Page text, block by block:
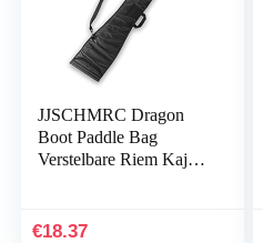
JJSCHMRC Dragon
Boot Paddle Bag
Verstelbare Riem Kajak
Paddle Opbergtas
€18.37